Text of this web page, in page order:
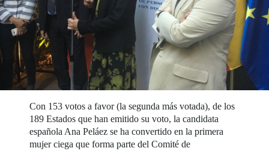
Con 153 votos a favor (la segunda más votada), de los
189 Estados que han emitido su voto, la candidata
española Ana Peláez se ha convertido en la primera
mujer ciega que forma parte del Comité de